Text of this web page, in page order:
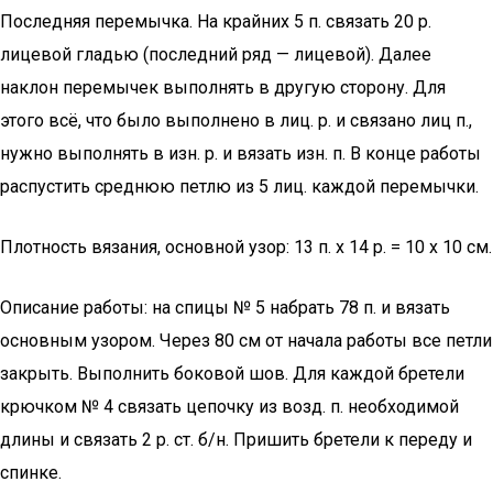
Последняя перемычкa. На крайних 5 п. связать 20 р.
лицевой гладью (последний ряд — лицевой). Далее
наклон перемычек выполнять в другую сторону. Для
этого всё, что было выполнено в лиц. р. и связано лиц п.,
нужно выполнять в изн. р. и вязать изн. п. В конце работы
распустить среднюю петлю из 5 лиц. каждой перемычки.
Плотность вязания, основной узор: 13 п. х 14 р. = 10 х 10 см.
Описание работы: на спицы № 5 набрать 78 п. и вязать
основным узором. Через 80 см от начала рaботы все петли
закрыть. Выполнить боковой шов. Для каждой бретели
крючком № 4 связать цепочку из возд. п. необходимой
длины и связать 2 р. ст. б/н. Пришить бретели к переду и
спинке.